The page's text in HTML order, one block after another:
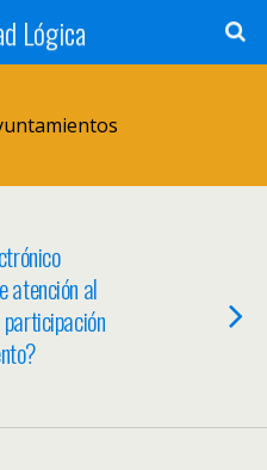
Lógica
atención al